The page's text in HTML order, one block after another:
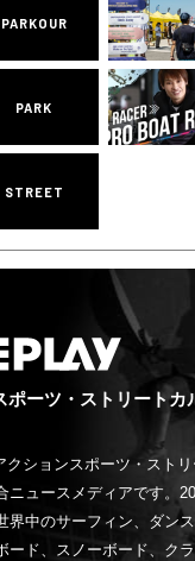
PARKOUR
PARK
STREET
ポーツ・ストリートカ
クションスポーツ・スト
ニュースメディアです。
界中のサーフィン、ダン
ード、スノーボード、ク